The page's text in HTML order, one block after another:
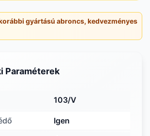
gyártású abroncs, kedvezményes
Paraméterek
103/V
Igen